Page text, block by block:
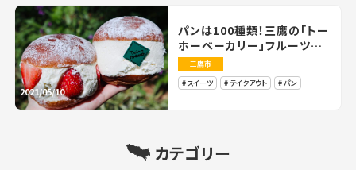
2021/05/10
パンは100種類！三鷹の「トー
ホーベーカリー」フルーツサ
ンド、マリトッツォも
三鷹市
スイーツ
テイクアウト パン
カテゴリー